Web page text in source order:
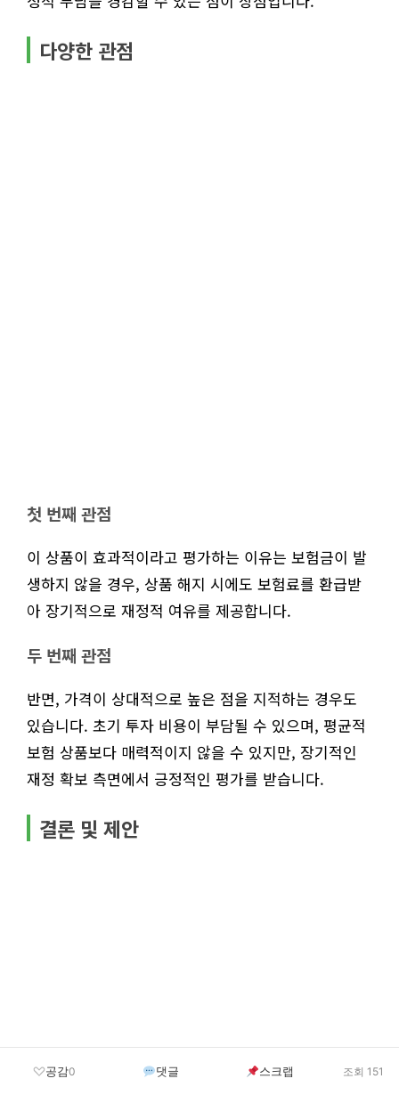
다양한 관점
첫 번째 관점
이 상품이 효과적이라고 평가하는 이유는 보험금이 발
생하지 않을 경우, 상품 해지 시에도 보험료를 환급받
아 장기적으로 재정적 여유를 제공합니다.
두 번째 관점
반면, 가격이 상대적으로 높은 점을 지적하는 경우도
있습니다. 초기 투자 비용이 부담될 수 있으며, 평균적
보험 상품보다 매력적이지 않을 수 있지만, 장기적인
재정 확보 측면에서 긍정적인 평가를 받습니다.
결론 및 제안
공감0 댓글 스크랩 조회 151